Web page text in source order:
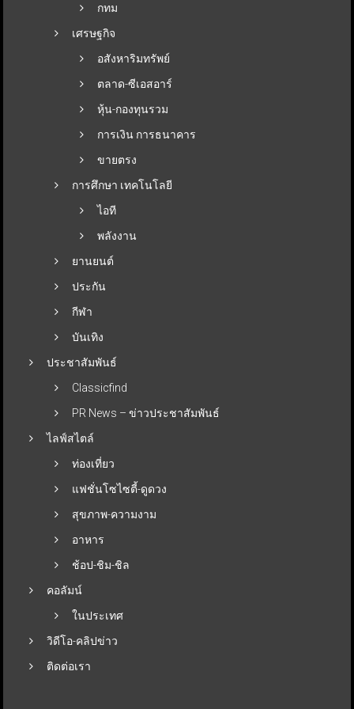
กทม
เศรษฐกิจ
อสังหาริมทรัพย์
ตลาด-ซีเอสอาร์
หุ้น-กองทุนรวม
การเงิน การธนาคาร
ขายตรง
การศึกษา เทคโนโลยี
ไอที
พลังงาน
ยานยนต์
ประกัน
กีฬา
บันเทิง
ประชาสัมพันธ์
Classicfind
PR News – ข่าวประชาสัมพันธ์
ไลฟ์สไตล์
ท่องเที่ยว
แฟชั่นโซไซตี้-ดูดวง
สุขภาพ-ความงาม
อาหาร
ช้อป-ชิม-ชิล
คอลัมน์
ในประเทศ
วิดีโอ-คลิปข่าว
ติดต่อเรา